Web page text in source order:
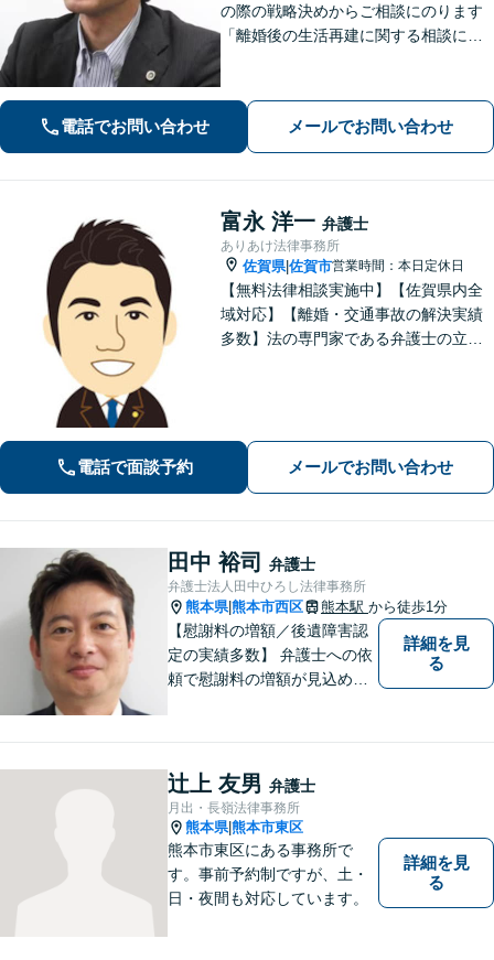
の際の戦略決めからご相談にのります
「離婚後の生活再建に関する相談に対
や立ち退き・明け渡しなどの賃貸トラ
ブル」【顧問契約可】
電話でお問い合わせ メールでお問い合わせ
富永 洋一 弁護士
ありあけ法律事務所
佐賀県|佐賀市営業時間：本日定休日
【無料法律相談実施中】【佐賀県内全
域対応】【離婚・交通事故の解決実績
多数】法の専門家である弁護士の立場
電話で面談予約 メールでお問い合わせ
田中 裕司 弁護士
弁護士法人田中ひろし法律事務所
熊本県|熊本市西区 熊本駅 から徒歩1分
【慰謝料の増額／後遺障害認
定の実績多数】 弁護士への依
頼で慰謝料の増額が見込めま
ノウハウ多数】相続手続きか
ら遺言書までトータルサポー
ト【JR熊本駅から徒歩1分】
詳細を見
る
辻上 友男 弁護士
月出・長嶺法律事務所
熊本県|熊本市東区
熊本市東区にある事務所で
す。事前予約制ですが、土・
日・夜間も対応しています。
詳細を見
る